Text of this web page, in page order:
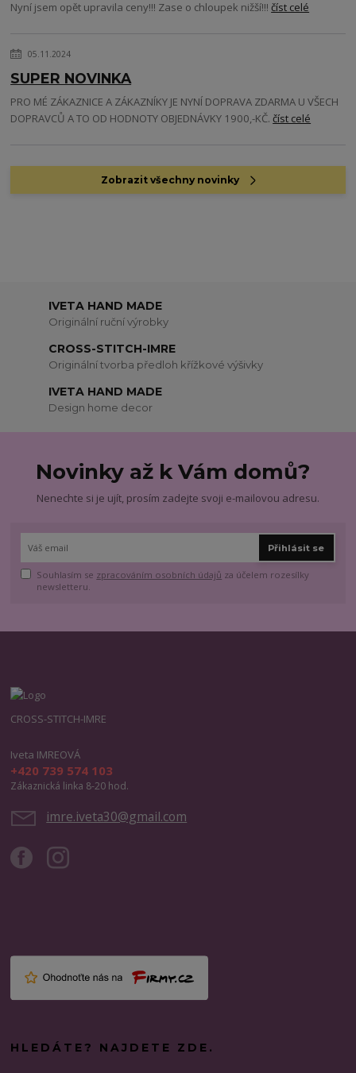
Nyní jsem opět upravila ceny!!! Zase o chloupek nižší!!!číst celé
05.11.2024
SUPER NOVINKA
PRO MÉ ZÁKAZNICE A ZÁKAZNÍKY JE NYNÍ DOPRAVA ZDARMA U VŠECH
DOPRAVCŮ A TO OD HODNOTY OBJEDNÁVKY 1900,-KČ.číst celé
Zobrazit všechny novinky
IVETA HAND MADE
Originální ruční výrobky
CROSS-STITCH-IMRE
Originální tvorba předloh křížkové výšivky
IVETA HAND MADE
Design home decor
Novinky až k Vám domů?
Nenechte si je ujít, prosím zadejte svoji e-mailovou adresu.
Přihlásit se
Souhlasím se zpracováním osobních údajů za účelem rozesílky
newsletteru.
HLEDÁTE? NAJDETE ZDE.
CROSS-STITCH-IMRE
Iveta IMREOVÁ
+420 739 574 103
Zákaznická linka 8-20 hod.
imre.iveta30@gmail.com